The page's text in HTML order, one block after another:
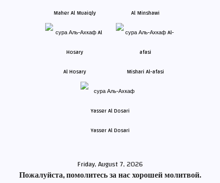
Maher Al Muaiqly Al Minshawi
Al Hosary Mishari Al-afasi
Yasser Al Dosari
Friday, August 7, 2026
Пожалуйста, помолитесь за нас хорошей молитвой.